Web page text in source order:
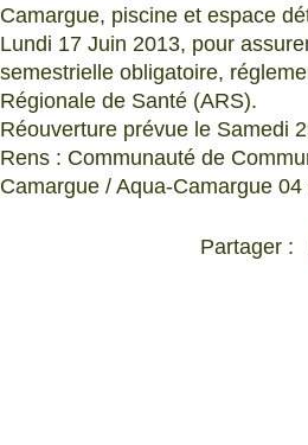
Camargue, piscine et espace
Lundi 17 Juin 2013, pour
semestrielle obligatoire,
Régionale de Santé (ARS).
Réouverture prévue le Samedi
Rens : Communauté de
Camargue / Aqua-Camargue